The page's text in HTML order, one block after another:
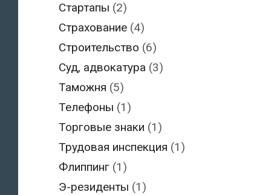
Стартапы (2)
Страхование (4)
Строительство (6)
Суд, адвокатура (3)
Таможня (5)
Телефоны (1)
Торговые знаки (1)
Трудовая инспекция (1)
Флиппинг (1)
Э-резиденты (1)